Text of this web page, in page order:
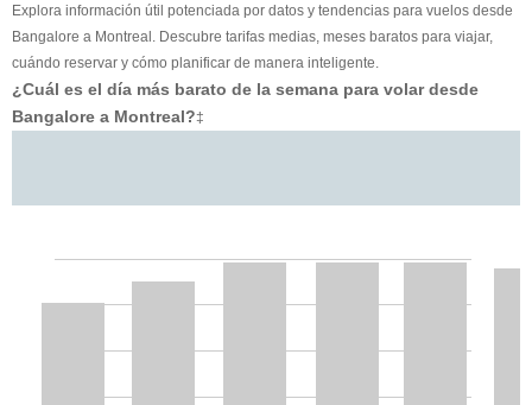
Explora información útil potenciada por datos y tendencias para vuelos desde
Bangalore a Montreal. Descubre tarifas medias, meses baratos para viajar,
cuándo reservar y cómo planificar de manera inteligente.
¿Cuál es el día más barato de la semana para volar desde
Bangalore a Montreal?‡